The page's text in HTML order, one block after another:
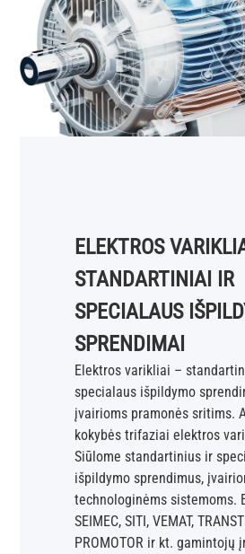
ELEKTROS
STANDARTINIAI IR
SPECIALAUS
SPRENDIMAI
Elektros varikliai –
specialaus išpildymo
įvairioms pramonės sritims.
kokybės trifaziai elektros
Siūlome standartinius ir
išpildymo sprendimus,
technologinėms sistemoms.
SEIMEC, SITI, VEMAT,
PROMOTOR ir kt. gamintojų